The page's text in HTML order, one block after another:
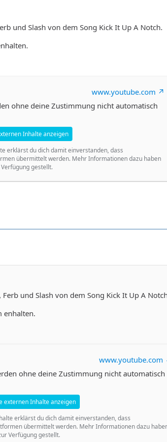
und Slash von dem Song Kick It Up A Notch.
www.youtube.com
ohne deine Zustimmung nicht automatisch
Inhalte anzeigen
erklärst du dich damit einverstanden, dass
übermittelt werden. Mehr Informationen dazu haben
gestellt.
und Slash von dem Song Kick It Up A
enhalten.
www.youtube.com
ohne deine Zustimmung nicht automatisch
externen Inhalte anzeigen
erklärst du dich damit einverstanden, dass
übermittelt werden. Mehr Informationen dazu
Verfügung gestellt.